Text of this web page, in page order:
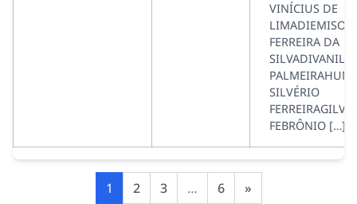
VINÍCIUS DE
LIMADIEMISON
FERREIRA DA
SILVÉRIO
FEBRÔNIO […]
1 2 3 … 6 »